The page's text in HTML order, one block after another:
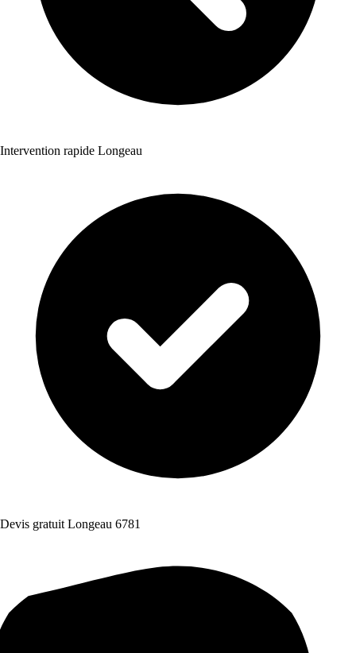
Intervention rapide Longeau
Devis gratuit Longeau 6781